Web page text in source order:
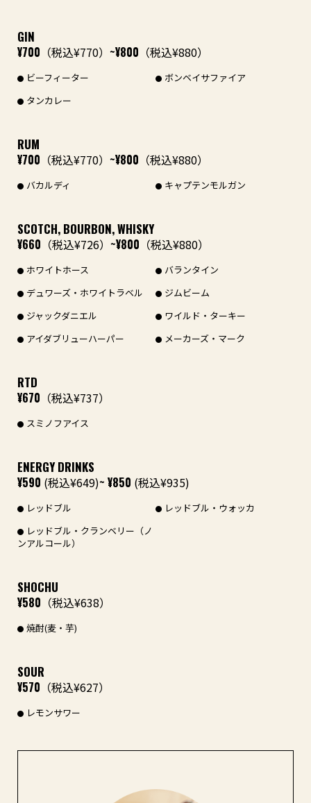
GIN
¥700 （税込¥770） ~¥800 （税込¥880）
ビーフィーター
ボンベイサファイア
タンカレー
RUM
¥700 （税込¥770） ~¥800 （税込¥880）
バカルディ キャプテンモルガン
SCOTCH, BOURBON, WHISKY
¥660 （税込¥726） ~¥800 （税込¥880）
ホワイトホース
バランタイン
デュワーズ・ホワイトラベル
ジムビーム
ジャックダニエル
ワイルド・ターキー
アイダブリューハーパー
メーカーズ・マーク
RTD
¥670 （税込¥737）
スミノフアイス
ENERGY DRINKS
¥590 (税込¥649)~ ¥850 (税込¥935)
レッドブル
レッドブル・ウォッカ
レッドブル・クランベリー（ノ
ンアルコール）
SHOCHU
¥580 （税込¥638）
焼酎(麦・芋)
SOUR
¥570 （税込¥627）
レモンサワー